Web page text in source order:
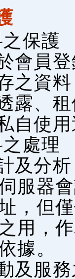
保護
會員
之資
露、
自使
處理
及分析
服器
，但
用，
據。
及服